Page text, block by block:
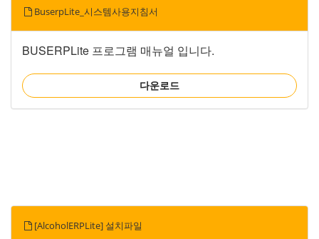
BuserpLite_시스템사용지침서
BUSERPLite 프로그램 매뉴얼 입니다.
다운로드
[AlcoholERPLite] 설치파일